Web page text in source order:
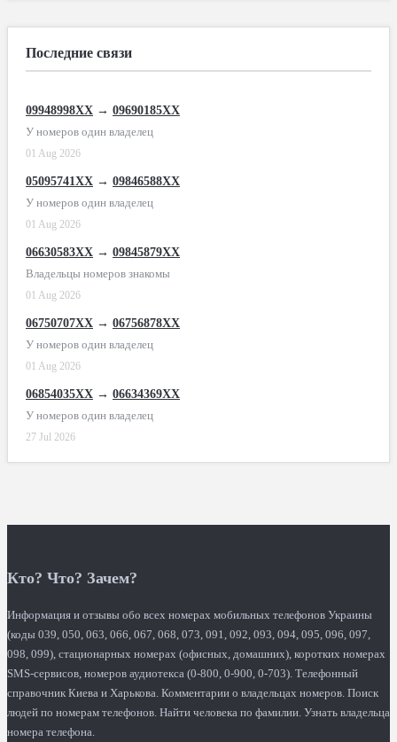
Последние связи
09948998XX → 09690185XX
У номеров один владелец
01 Aug 2026
05095741XX → 09846588XX
У номеров один владелец
01 Aug 2026
06630583XX → 09845879XX
Владельцы номеров знакомы
01 Aug 2026
06750707XX → 06756878XX
У номеров один владелец
01 Aug 2026
06854035XX → 06634369XX
У номеров один владелец
27 Jul 2026
Кто? Что? Зачем?
Информация и отзывы обо всех номерах мобильных телефонов Украины
(коды 039, 050, 063, 066, 067, 068, 073, 091, 092, 093, 094, 095, 096, 097,
098, 099), стационарных номерах (офисных, домашних), коротких номерах
SMS-сервисов, номеров аудиотекса (0-800, 0-900, 0-703). Телефонный
справочник Киева и Харькова. Комментарии о владельцах номеров. Поиск
людей по номерам телефонов. Найти человека по фамилии. Узнать владельца
номера телефона.